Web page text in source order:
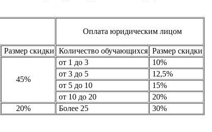
Оплата юридическим лицом
Размер скидки Количество обучающихся Размер скидки
45%
от 1 до 3
10%
от 3 до 5
12,5%
от 5 до 10
15%
от 10 до 20
20%
20% Более 25 30%